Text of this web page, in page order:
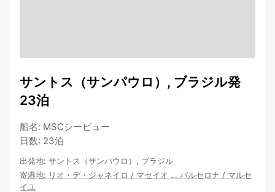
サントス（サンパウロ）, ブラジル発
23泊
船名: MSCシービュー
日数: 23泊
出発地: サントス（サンパウロ）, ブラジル
寄港地: リオ・デ・ジャネイロ / マセイオ … バルセロナ / マルセ
イユ